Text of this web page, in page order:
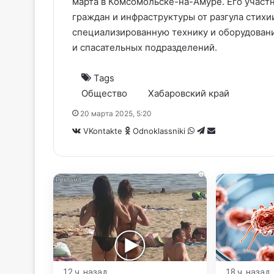
граждан и инфраструктуры от разгула
специализированную технику и
и спасательных подразделений.
Tags
Общество
Хабаровский край
20 марта 2025, 5:20
VKontakte Odnoklassniki WhatsApp
Telegram
Share
Email
i